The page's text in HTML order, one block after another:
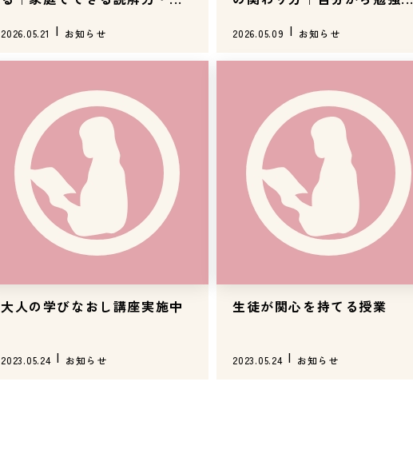
2026.05.21 お知らせ 2026.05.09 お知らせ
大人の学びなおし講座実施中
2023.05.24 お知らせ
生徒が関心を持てる授業
2023.05.24 お知らせ